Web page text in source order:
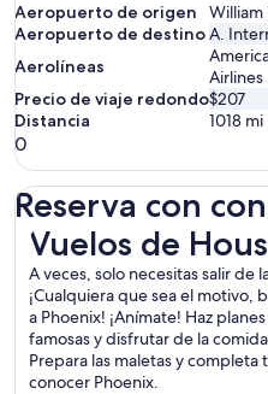
Aeropuerto de origen
William
Aeropuerto de destinoA.
Aerolíneas
Airlines
Precio de viaje redondo$207
Distancia
1018 mi
0
Reserva con
Vuelos de
A veces, solo necesitas salir de
¡Cualquiera que sea el motivo,
a Phoenix! ¡Anímate! Haz
famosas y disfrutar de la
Prepara las maletas y
conocer Phoenix.
Vuelos de Houston a